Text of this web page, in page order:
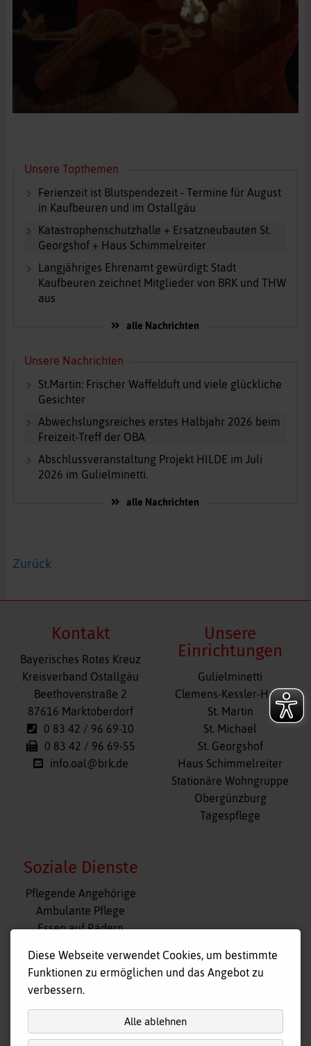
Unsere Topthemen
Ferienzeit ist Blutspendezeit - Termine für August
in Kaufbeuren und im Ostallgäu
Katastrophenschutzhalle + Ersatzneubauten St.
Georgshof + Haus Schimmelreiter
Langjähriges Ehrenamt gewürdigt: Stadt
Kaufbeuren zeichnet Mitglieder von BRK und THW
aus
alle Nachrichten
Unsere Nachrichten
St.Martin: Frischer Waffelduft und viele glückliche
Gesichter
Abwechslungsreiches erstes Halbjahr 2026 beim
Freizeit-Treff der OBA
Abschlussveranstaltung Projekt HILDE im Juli
2026 im Gulielminetti.
alle Nachrichten
Zurück
Kontakt
Bayerisches Rotes Kreuz
Kreisverband Ostallgäu
Beethovenstraße 2
87616 Marktoberdorf
0 83 42 / 96 69-10
0 83 42 / 96 69-55
info.oal@brk.de
Unsere
Einrichtungen
Navigation
überspringen
Gulielminetti
Clemens-Kessler-Haus
St. Martin
St. Michael
St. Georgshof
Haus Schimmelreiter
Stationäre Wohngruppe
Obergünzburg
Tagespflege
Soziale Dienste
Navigation
überspringen
Pflegende Angehörige
Ambulante Pflege
Essen auf Rädern
Tagespflege
Hausnotruf
Diese Webseite verwendet Cookies, um bestimmte
Funktionen zu ermöglichen und das Angebot zu
verbessern.
Alle ablehnen